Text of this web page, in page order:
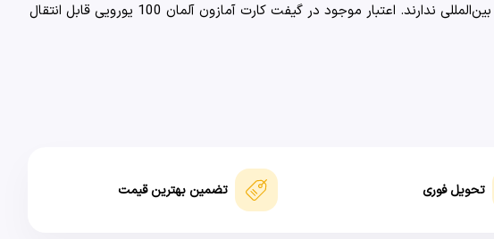
از ریجن یا IP آلمان استفاده می‌کنند و برای خرید یا افزایش موجودی حساب خود در فروشگاه آمازون دسترسی به حساب بانکی بین‌المللی ندارند. اعتبار موجود در گیفت کارت آمازون آلمان 100 یورویی قابل انتقال
تحویل فوری تضمین بهترین قیمت